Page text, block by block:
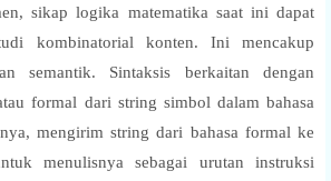
sikap logika matematika saat ini dapat
kombinatorial konten. Ini mencakup
semantik. Sintaksis berkaitan dengan
formal dari string simbol dalam bahasa
mengirim string dari bahasa formal ke
menulisnya sebagai urutan instruksi